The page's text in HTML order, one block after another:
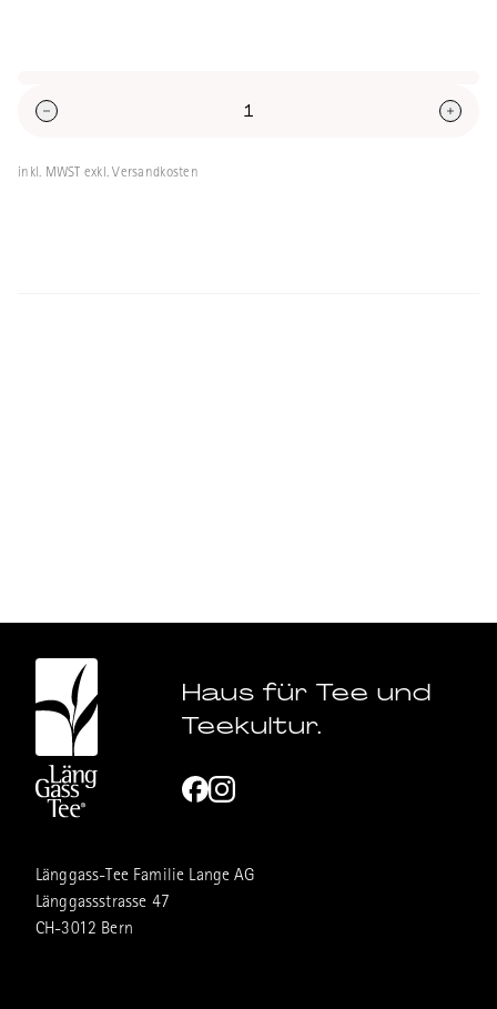
inkl. MWST exkl. Versandkosten
Haus für Tee und
Teekultur.
Länggass-Tee Familie Lange AG
Länggassstrasse 47
CH-3012 Bern